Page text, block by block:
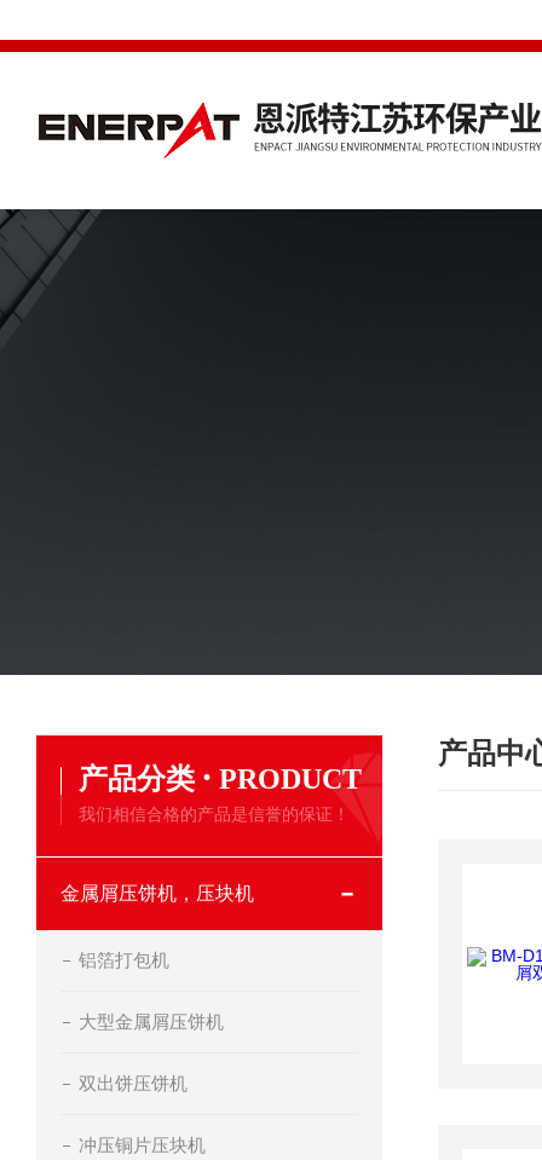
产品分类 · PRODUCT
我们相信合格的产品是信誉的保证！
金属屑压饼机，压块机
铝箔打包机
大型金属屑压饼机
双出饼压饼机
冲压铜片压块机
产品中